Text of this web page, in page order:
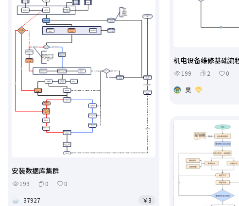
机电设备维修基础流
199 2
0
昊
安装数据库集群
199 0
0
37927
￥3